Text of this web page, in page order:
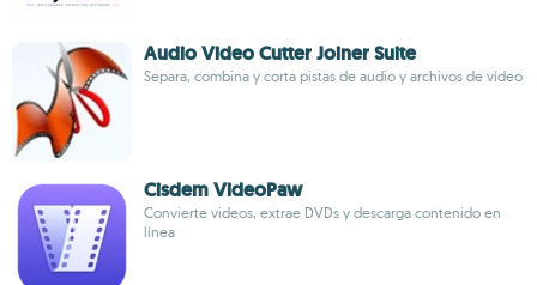
Audio Video Cutter Joiner Suite
Separa, combina y corta pistas de audio y archivos de vídeo
Cisdem VideoPaw
Convierte videos, extrae DVDs y descarga contenido en
línea